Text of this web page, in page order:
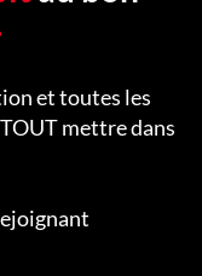
et toutes les
mettre dans